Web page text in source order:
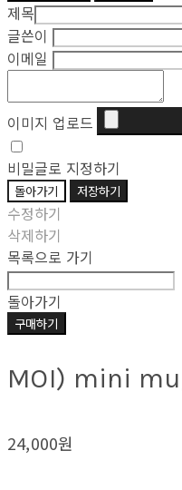
제목
글쓴이
이메일
이미지 업로드
비밀글로 지정하기
돌아가기 저장하기
수정하기
삭제하기
목록으로 가기
돌아가기
구매하기
MOI) mini
24,000원